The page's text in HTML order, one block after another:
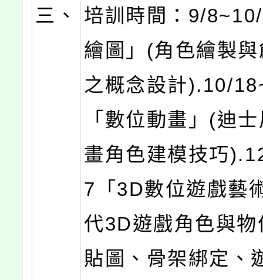
三、
培訓時間：9/
繪圖」(角色繪製
之概念設計).10/
「數位動畫」(迪
畫角色建模技巧
7「3D數位遊戲藝
代3D遊戲角色與
貼圖、骨架綁定、